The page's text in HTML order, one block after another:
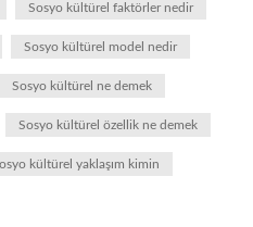
Sosyo kültürel faktörler nedir
Sosyo kültürel model nedir
Sosyo kültürel ne demek
Sosyo kültürel özellik ne demek
kültürel yaklaşım kimin